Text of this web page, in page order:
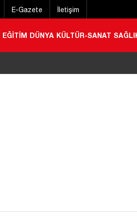
E-Gazete İletişim
EĞİTİM DÜNYA KÜLTÜR-SANAT